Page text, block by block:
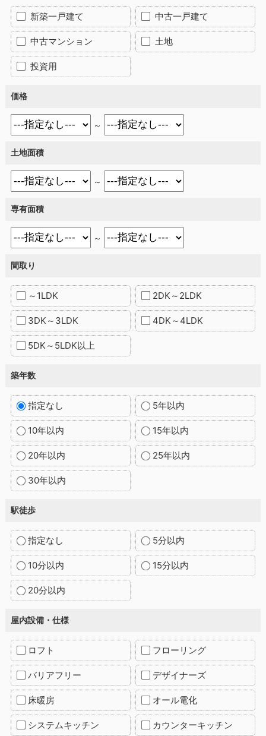
新築一戸建て 中古一戸建て
中古マンション 土地
投資用
価格
～
土地面積
～
専有面積
～
間取り
～1LDK 2DK～2LDK
3DK～3LDK 4DK～4LDK
5DK～5LDK以上
築年数
指定なし 5年以内
10年以内 15年以内
20年以内 25年以内
30年以内
駅徒歩
指定なし 5分以内
10分以内 15分以内
20分以内
屋内設備・仕様
ロフト フローリング
バリアフリー デザイナーズ
床暖房 オール電化
システムキッチン カウンターキッチン